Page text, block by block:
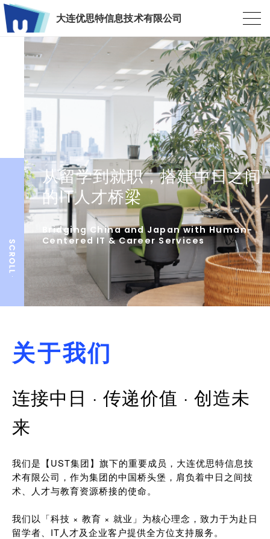
大连优思特信息技术有限公司
从留学到就职，搭建中日之间
的IT人才桥梁
Bridging China and Japan with Human-
Centered IT & Career Services
关于我们
连接中日 · 传递价值 · 创造未
来
我们是【UST集团】旗下的重要成员，大连优思特信息技
术有限公司，作为集团的中国桥头堡，肩负着中日之间技
术、人才与教育资源桥接的使命。
我们以「科技 × 教育 × 就业」为核心理念，致力于为赴日
留学者、IT人才及企业客户提供全方位支持服务。